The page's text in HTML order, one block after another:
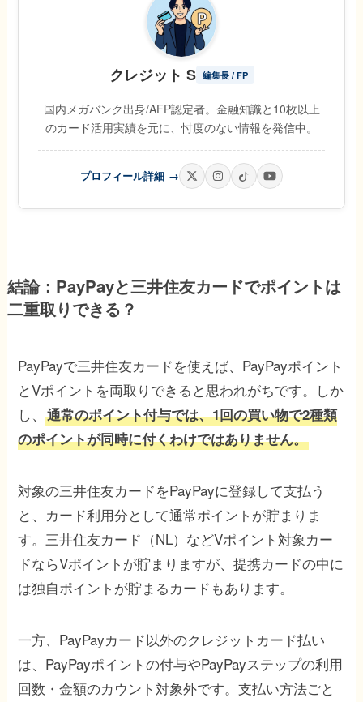
クレジット S 編集長 / FP
国内メガバンク出身/AFP認定者。金融知識と10枚以上
のカード活用実績を元に、忖度のない情報を発信中。
プロフィール詳細 →
結論：PayPayと三井住友カードでポイントは
二重取りできる？
PayPayで三井住友カードを使えば、PayPayポイント
とVポイントを両取りできると思われがちです。しか
し、通常のポイント付与では、1回の買い物で2種類
のポイントが同時に付くわけではありません。
対象の三井住友カードをPayPayに登録して支払う
と、カード利用分として通常ポイントが貯まりま
す。三井住友カード（NL）などVポイント対象カー
ドならVポイントが貯まりますが、提携カードの中に
は独自ポイントが貯まるカードもあります。
一方、PayPayカード以外のクレジットカード払い
は、PayPayポイントの付与やPayPayステップの利用
回数・金額のカウント対象外です。支払い方法ごと